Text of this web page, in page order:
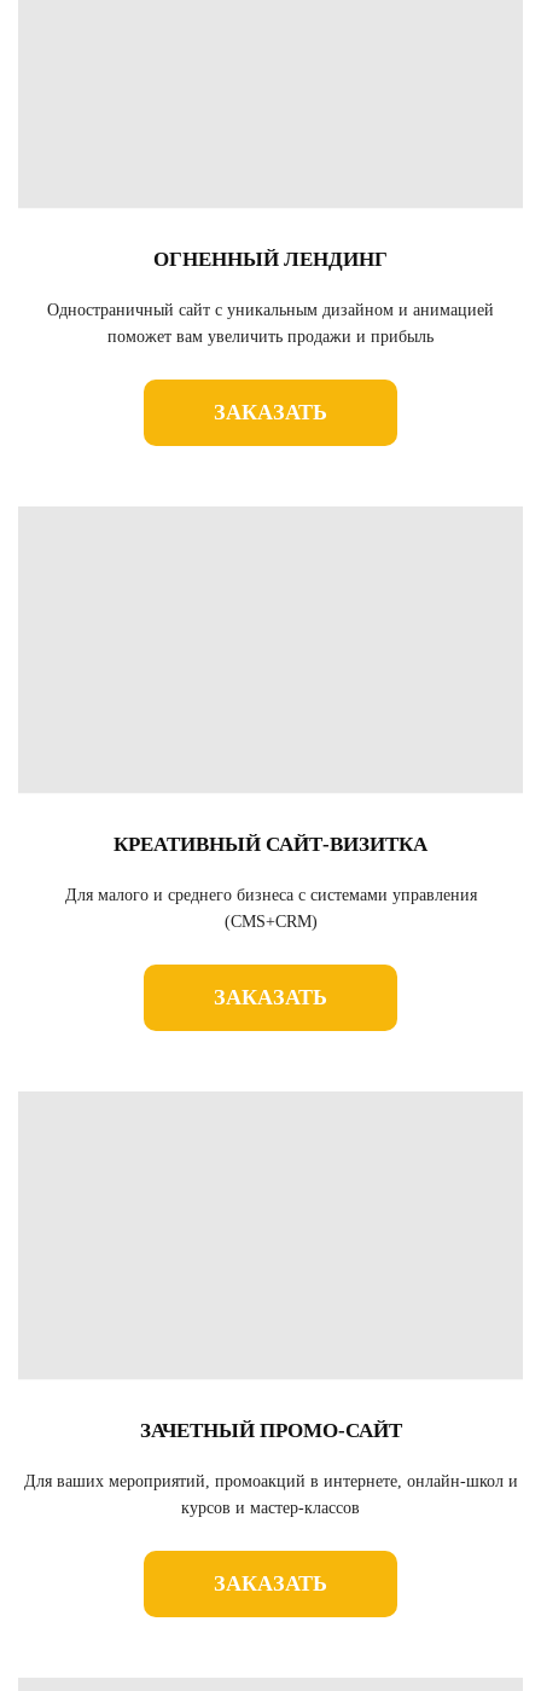
ОГНЕННЫЙ ЛЕНДИНГ
Одностраничный сайт с уникальным дизайном и анимацией
поможет вам увеличить продажи и прибыль
ЗАКАЗАТЬ
КРЕАТИВНЫЙ САЙТ-ВИЗИТКА
Для малого и среднего бизнеса с системами управления
(CMS+CRM)
ЗАКАЗАТЬ
ЗАЧЕТНЫЙ ПРОМО-САЙТ
Для ваших мероприятий, промоакций в интернете, онлайн-школ и
курсов и мастер-классов
ЗАКАЗАТЬ